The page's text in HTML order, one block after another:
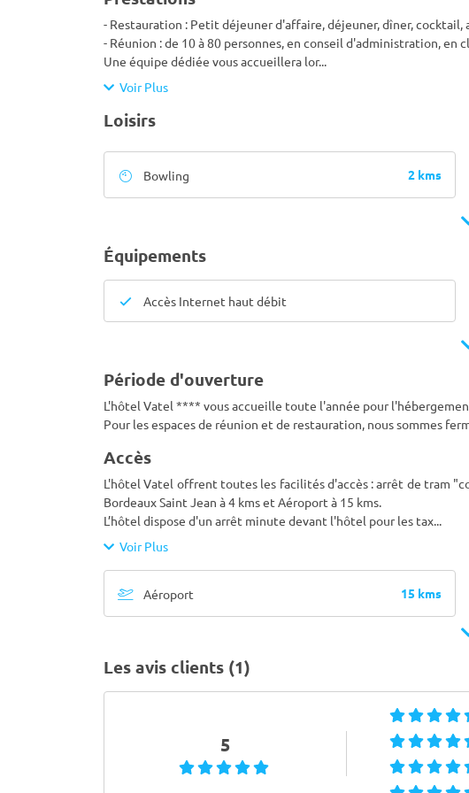
- Restauration : Petit déjeuner d'affaire, déjeuner, dîner,
- Réunion : de 10 à 80 personnes, en conseil d'administration, en
Une équipe dédiée vous accueillera lor...
Voir Plus
Loisirs
Bowling 2 kms
Équipements
Accès Internet haut débit
Période d'ouverture
L'hôtel Vatel **** vous accueille toute l'année pour
Pour les espaces de réunion et de restauration, nous sommes
Accès
L'hôtel Vatel offrent toutes les facilités d'accès : arrêt de tram
Bordeaux Saint Jean à 4 kms et Aéroport à 15 kms.
L’hôtel dispose d'un arrêt minute devant l'hôtel pour les tax...
Voir Plus
Aéroport 15 kms
Les avis clients (1)
5